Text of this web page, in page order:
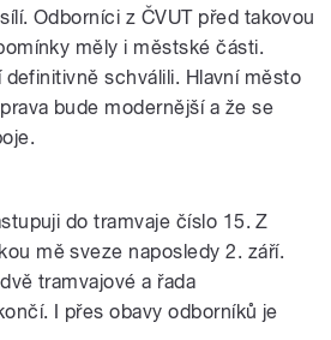
Odborníci z ČVUT před takovou
měly i městské části.
schválili. Hlavní město
bude modernější a že se
do tramvaje číslo 15. Z
mě sveze naposledy 2. září.
tramvajové a řada
I přes obavy odborníků je